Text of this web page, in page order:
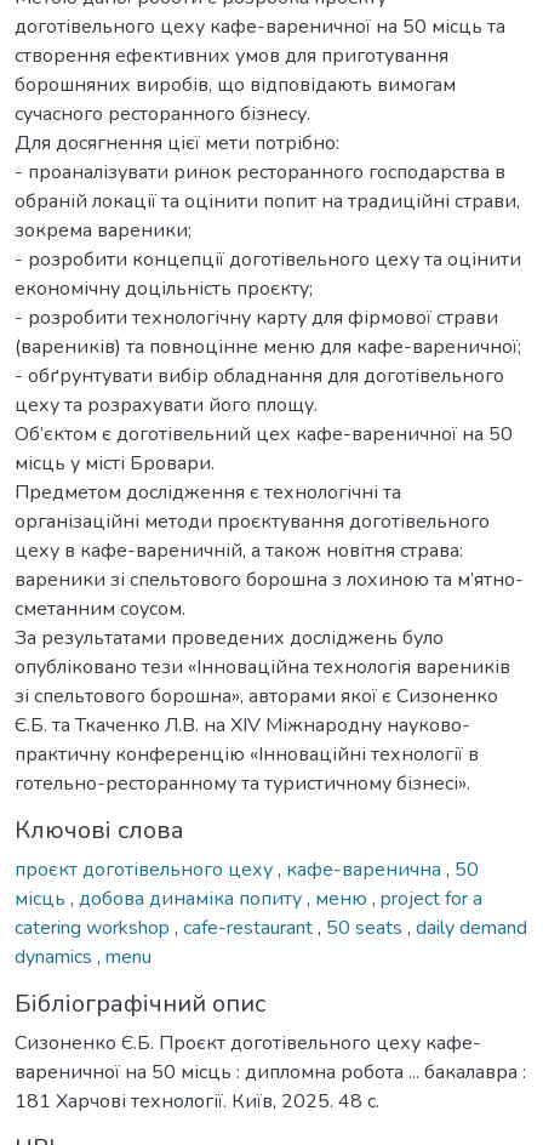
доготівельного цеху кафе-вареничної на 50 місць та
створення ефективних умов для приготування
борошняних виробів, що відповідають вимогам
сучасного ресторанного бізнесу.
Для досягнення цієї мети потрібно:
- проаналізувати ринок ресторанного господарства в
обраній локації та оцінити попит на традиційні страви,
зокрема вареники;
- розробити концепції доготівельного цеху та оцінити
економічну доцільність проєкту;
- розробити технологічну карту для фірмової страви
(вареників) та повноцінне меню для кафе-вареничної;
- обґрунтувати вибір обладнання для доготівельного
цеху та розрахувати його площу.
Об’єктом є доготівельний цех кафе-вареничної на 50
місць у місті Бровари.
Предметом дослідження є технологічні та
організаційні методи проєктування доготівельного
цеху в кафе-вареничній, а також новітня страва:
вареники зі спельтового борошна з лохиною та м’ятно-
сметанним соусом.
За результатами проведених досліджень було
опубліковано тези «Інноваційна технологія вареників
зі спельтового борошна», авторами якої є Сизоненко
Є.Б. та Ткаченко Л.В. на ХІV Міжнародну науково-
практичну конференцію «Інноваційні технології в
готельно-ресторанному та туристичному бізнесі».
Ключові слова
проєкт доготівельного цеху, кафе-варенична , 50
місць , добова динаміка попиту, меню , project for a
catering workshop , cafe-restaurant, 50 seats , daily demand
dynamics , menu
Бібліографічний опис
Сизоненко Є.Б. Проєкт доготівельного цеху кафе-
вареничної на 50 місць : дипломна робота ... бакалавра :
181 Харчові технології. Київ, 2025. 48 с.